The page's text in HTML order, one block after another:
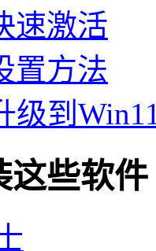
速激活
置方法
级到
这些软件